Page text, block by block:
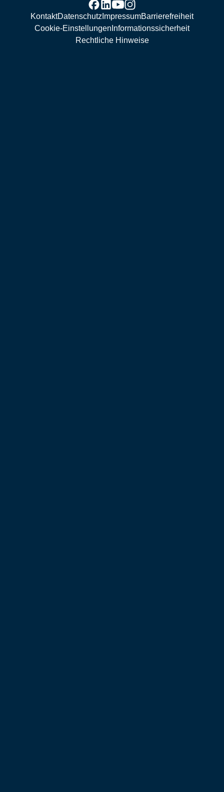
KontaktDatenschutz ImpressumBarrierefreiheit
Cookie-Einstellungen Informationssicherheit
Rechtliche Hinweise